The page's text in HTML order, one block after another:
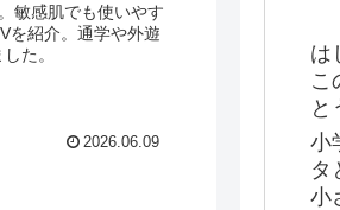
敏感肌でも使いやす
を紹介。通学や外遊
た。
2026.06.09
は
こ
と
小
タ
小